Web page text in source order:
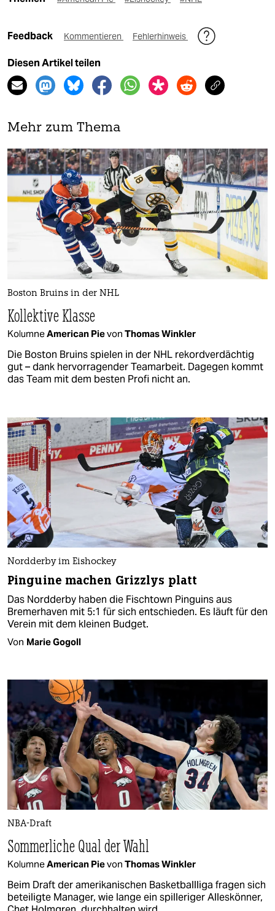
Feedback Kommentieren Fehlerhinweis
Diesen Artikel teilen
Mehr zum Thema
Boston Bruins in der NHL
Kollektive Klasse
KolumneAmerican Pievon Thomas Winkler
Die Boston Bruins spielen in der NHL rekordverdächtig
gut – dank hervorragender Teamarbeit. Dagegen kommt
das Team mit dem besten Profi nicht an.
Nordderby im Eishockey
Pinguine machen Grizzlys platt
Das Nordderby haben die Fischtown Pinguins aus
Bremerhaven mit 5:1 für sich entschieden. Es läuft für den
Verein mit dem kleinen Budget.
Von Marie Gogoll
NBA-Draft
Sommerliche Qual der Wahl
KolumneAmerican Pievon Thomas Winkler
Beim Draft der amerikanischen Basketballliga fragen sich
beteiligte Manager, wie lange ein spilleriger Alleskönner,